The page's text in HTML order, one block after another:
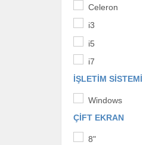
Celeron
i3
i5
i7
İŞLETIM SISTEMI
Windows
ÇIFT EKRAN
8"